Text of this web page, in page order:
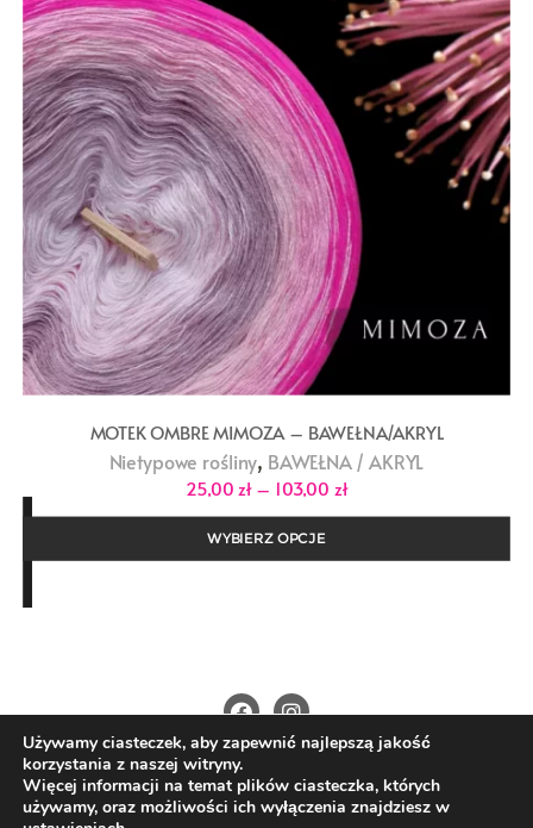
MOTEK OMBRE MIMOZA – BAWEŁNA/AKRYL
Nietypowe rośliny, BAWEŁNA / AKRYL
25,00zł – 103,00 złZakres
od
do
WYBIERZ OPCJE
O Nas Kontakt Polityka prywatności
Regulamin
Wysyłka i płatności
Copyright ©2026 4nitki.pl . All rights reserved.
Używamy ciasteczek, aby zapewnić najlepszą jakość
korzystania z naszej witryny.
Więcej informacji na temat plików ciasteczka, których
używamy, oraz możliwości ich wyłączenia znajdziesz w